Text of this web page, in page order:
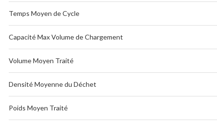
Temps Moyen de Cycle
Capacité Max Volume de Chargement
Volume Moyen Traité
Densité Moyenne du Déchet
Poids Moyen Traité